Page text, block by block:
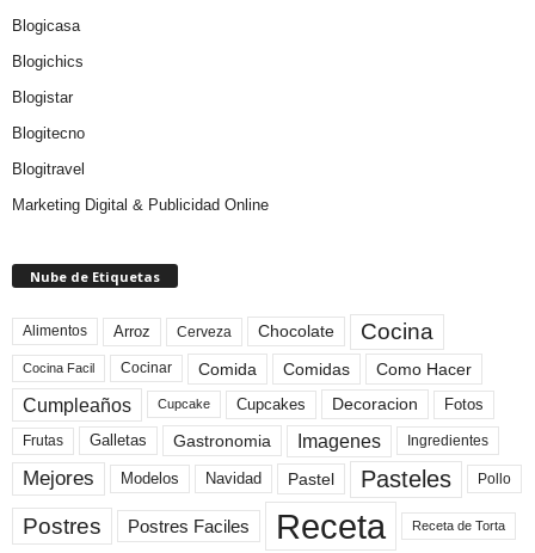
Blogicasa
Blogichics
Blogistar
Blogitecno
Blogitravel
Marketing Digital & Publicidad Online
Nube de Etiquetas
Alimentos Arroz Cerveza Chocolate Cocina
Cocina Facil Cocinar Comida Comidas Como Hacer
Cumpleaños Cupcake Cupcakes Decoracion Fotos
Frutas Galletas Gastronomia Imagenes Ingredientes
Mejores Modelos Navidad Pastel Pasteles Pollo
Postres Postres Faciles Receta Receta de Torta